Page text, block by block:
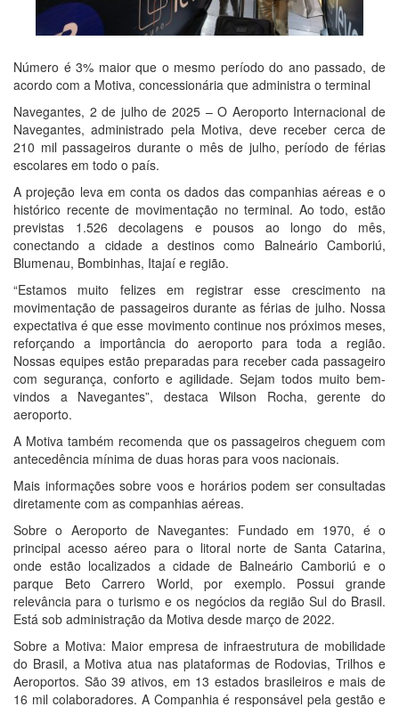
Número é 3% maior que o mesmo período do ano passado, de
acordo com a Motiva, concessionária que administra o terminal
Navegantes, 2 de julho de 2025 – O Aeroporto Internacional de
Navegantes, administrado pela Motiva, deve receber cerca de
210 mil passageiros durante o mês de julho, período de férias
escolares em todo o país.
A projeção leva em conta os dados das companhias aéreas e o
histórico recente de movimentação no terminal. Ao todo, estão
previstas 1.526 decolagens e pousos ao longo do mês,
conectando a cidade a destinos como Balneário Camboriú,
Blumenau, Bombinhas, Itajaí e região.
“Estamos muito felizes em registrar esse crescimento na
movimentação de passageiros durante as férias de julho. Nossa
expectativa é que esse movimento continue nos próximos meses,
reforçando a importância do aeroporto para toda a região.
Nossas equipes estão preparadas para receber cada passageiro
com segurança, conforto e agilidade. Sejam todos muito bem-
vindos a Navegantes”, destaca Wilson Rocha, gerente do
aeroporto.
A Motiva também recomenda que os passageiros cheguem com
antecedência mínima de duas horas para voos nacionais.
Mais informações sobre voos e horários podem ser consultadas
diretamente com as companhias aéreas.
Sobre o Aeroporto de Navegantes: Fundado em 1970, é o
principal acesso aéreo para o litoral norte de Santa Catarina,
onde estão localizados a cidade de Balneário Camboriú e o
parque Beto Carrero World, por exemplo. Possui grande
relevância para o turismo e os negócios da região Sul do Brasil.
Está sob administração da Motiva desde março de 2022.
Sobre a Motiva: Maior empresa de infraestrutura de mobilidade
do Brasil, a Motiva atua nas plataformas de Rodovias, Trilhos e
Aeroportos. São 39 ativos, em 13 estados brasileiros e mais de
16 mil colaboradores. A Companhia é responsável pela gestão e